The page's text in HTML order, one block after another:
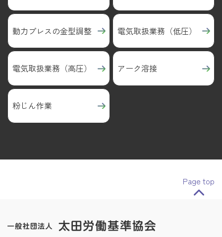
動力プレスの金型調整 電気取扱業務（低圧）
電気取扱業務（高圧） アーク溶接
粉じん作業
Page top